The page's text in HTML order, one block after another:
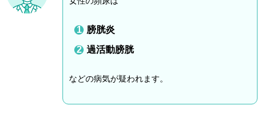
膀胱炎
過活動膀胱
などの病気が疑われます。